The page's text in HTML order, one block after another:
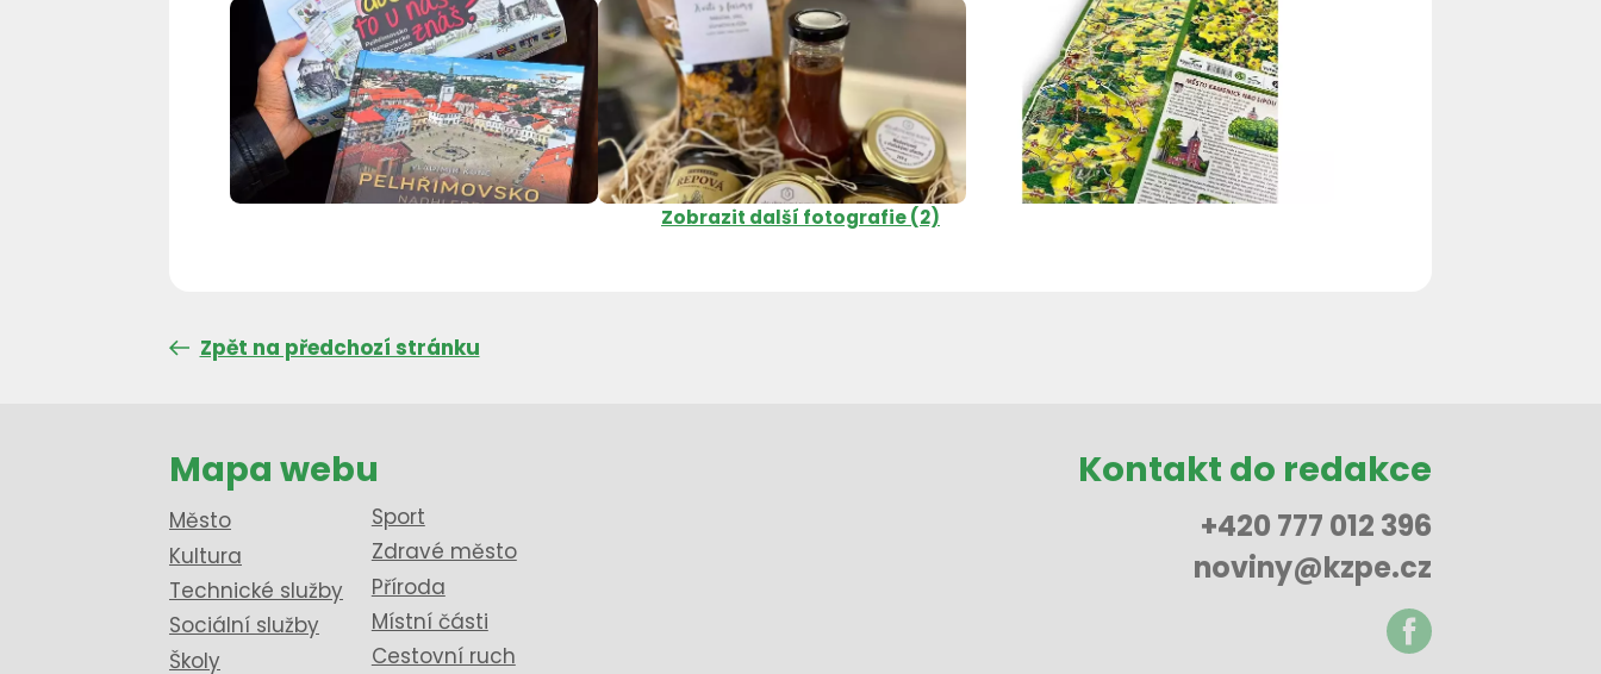
Zobrazit další fotografie (2)
Zpět na předchozí stránku
Mapa webu
Město
Kultura
Technické služby
Sociální služby
Školy
Sport
Zdravé město
Příroda
Místní části
Cestovní ruch
Kontakt do redakce
+420 777 012 396
noviny@kzpe.cz